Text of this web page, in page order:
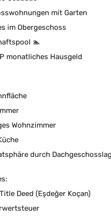
mit Garten
im Obergeschoss
🏊
monatliches Hausgeld
Wohnzimmer
durch
Deed (Eşdeğer Koçan)